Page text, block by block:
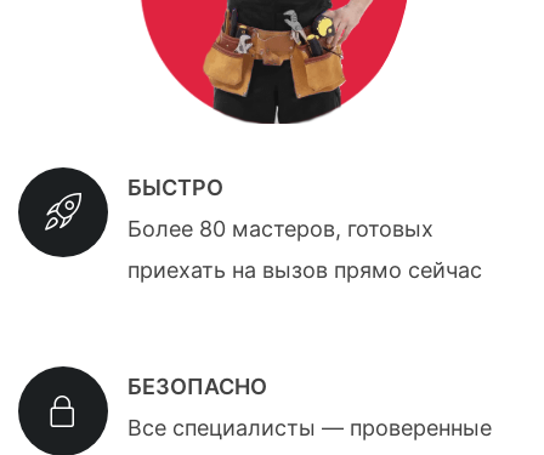
БЫСТРО
Более 80 мастеров, готовых
приехать на вызов прямо сейчас
БЕЗОПАСНО
Все специалисты — проверенные